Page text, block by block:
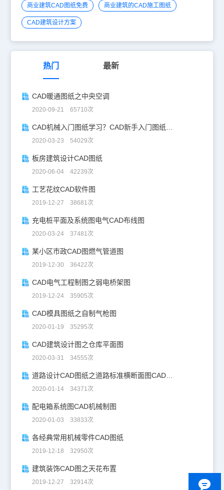
商业建筑CAD图纸免费 商业建筑的CAD施工图纸
CAD建筑设计方案
热门 最新
CAD暖通图纸之中央空调
2020-09-21 65710次
CAD机械入门图纸学习？CAD新手入门图纸练习
2020-03-23 54029次
板房建筑设计CAD图纸
2020-06-04 42239次
工艺花纹CAD软件图
2019-12-27 38681次
充电桩平面及系统图电气CAD布线图
2020-03-24 37481次
某小区市政CAD图燃气管道图
2019-12-30 36422次
CAD电气工程制图之弱电桥架图
2019-12-24 35905次
CAD模具图纸之自制气枪图
2020-01-19 35295次
CAD建筑设计图之仓库平面图
2020-03-31 34555次
道路设计CAD图纸之道路标准横断面图CAD图纸
2020-01-14 34371次
配电箱系统图CAD机械制图
2020-01-03 33833次
各经典常用机械零件CAD图纸
2019-12-18 32950次
建筑装饰CAD图之天花布置
2019-12-27 32914次